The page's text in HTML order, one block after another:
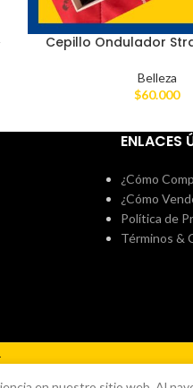
Cepillo Ondulador
Belleza
$60.000
ENLACES
¿Cómo
¿Cómo
Política de
Términos &